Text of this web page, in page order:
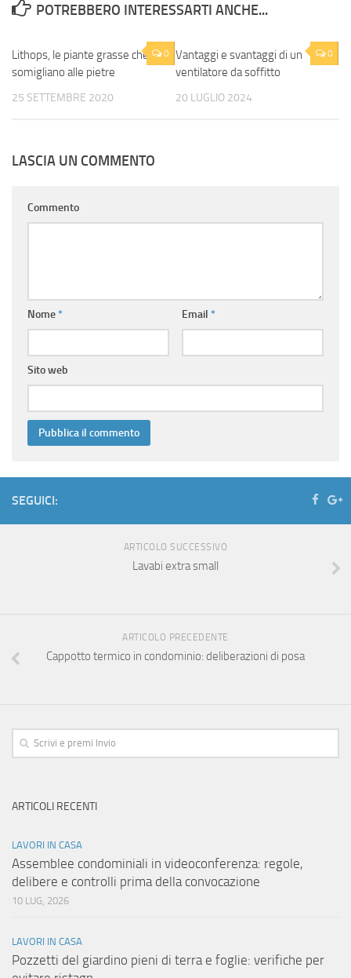
POTREBBERO INTERESSARTI ANCHE...
0
Lithops, le piante grasse che
somigliano alle pietre
25 SETTEMBRE 2020
0
Vantaggi e svantaggi di un
ventilatore da soffitto
20 LUGLIO 2024
LASCIA UN COMMENTO
Commento
Nome* Email *
Sito web
SEGUICI:
ARTICOLO SUCCESSIVO
Lavabi extra small
ARTICOLO PRECEDENTE
Cappotto termico in condominio: deliberazioni di posa
ARTICOLI RECENTI
LAVORI IN CASA
Assemblee condominiali in videoconferenza: regole,
delibere e controlli prima della convocazione
10 LUG, 2026
LAVORI IN CASA
Pozzetti del giardino pieni di terra e foglie: verifiche per